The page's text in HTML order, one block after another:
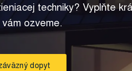
techniky? Vyplňte
ozveme.
dopyt